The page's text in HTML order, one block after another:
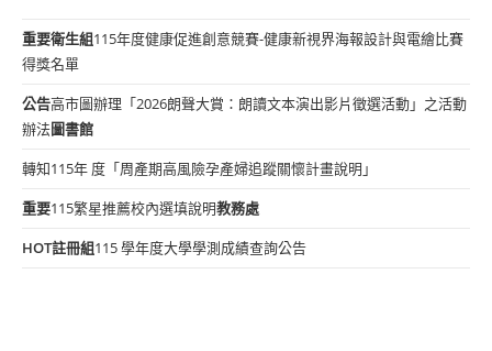
重要衛生組115年度健康促進創意競賽-健康新視界海報設計與電繪比賽
得獎名單
公告高市圖辦理「2026朗聲大賞：朗讀文本演出影片徵選活動」之活動
辦法圖書館
轉知115年 度「周產期高風險孕產婦追蹤關懷計畫說明」
重要115繁星推薦校內選填說明教務處
HOT註冊組115 學年度大學學測成績查詢公告